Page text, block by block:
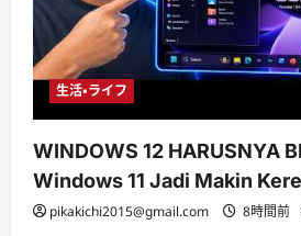
生活・ライフ
WINDOWS 12 HARUSNYA
Windows 11 Jadi Makin
pikakichi2015@gmail.com 8時間前